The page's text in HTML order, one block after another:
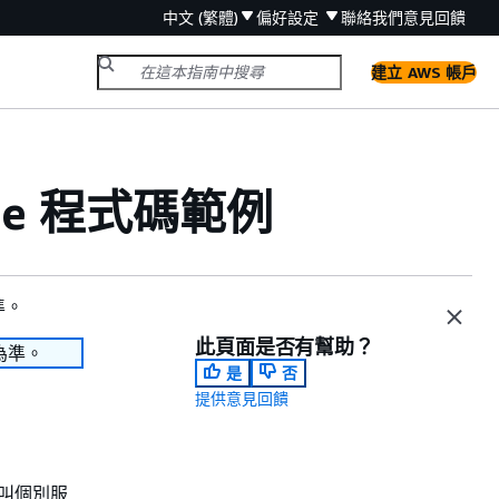
中文 (繁體) 偏好設定 聯絡我們意見回饋
建立 AWS 帳戶
程式碼範例
。
個別服
此頁面是否有幫助？
是
否
提供意見回饋